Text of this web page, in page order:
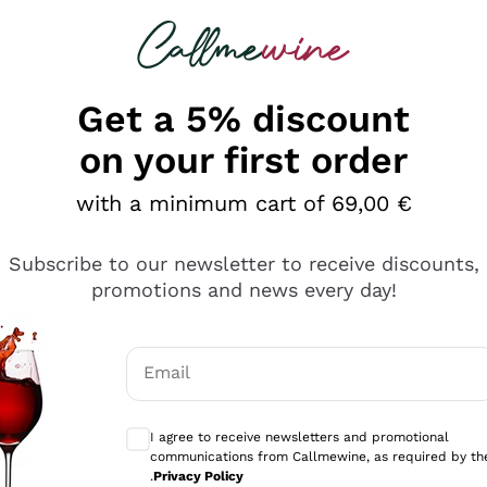
looking for
diversi e con un ampio range di prezzo. Le
Get a 5% discount
on your first order
with a minimum cart of 69,00 €
Subscribe to our newsletter to receive discounts,
promotions and news every day!
Email
I agree to receive newsletters and promotional
communications from Callmewine, as required by
.Privacy Policy